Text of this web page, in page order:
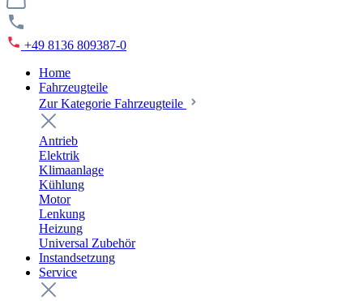
+49 8136 809387-0
Home
Fahrzeugteile
Zur Kategorie Fahrzeugteile
Antrieb
Elektrik
Klimaanlage
Kühlung
Motor
Lenkung
Heizung
Universal Zubehör
Instandsetzung
Service